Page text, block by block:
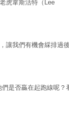
虎韋斯活特（Lee
讓我們有機會綵排過
是否贏在起跑線呢？